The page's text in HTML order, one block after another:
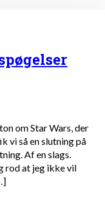
om Star Wars, der
vi så en slutning på
Af en slags.
rod at jeg ikke vil